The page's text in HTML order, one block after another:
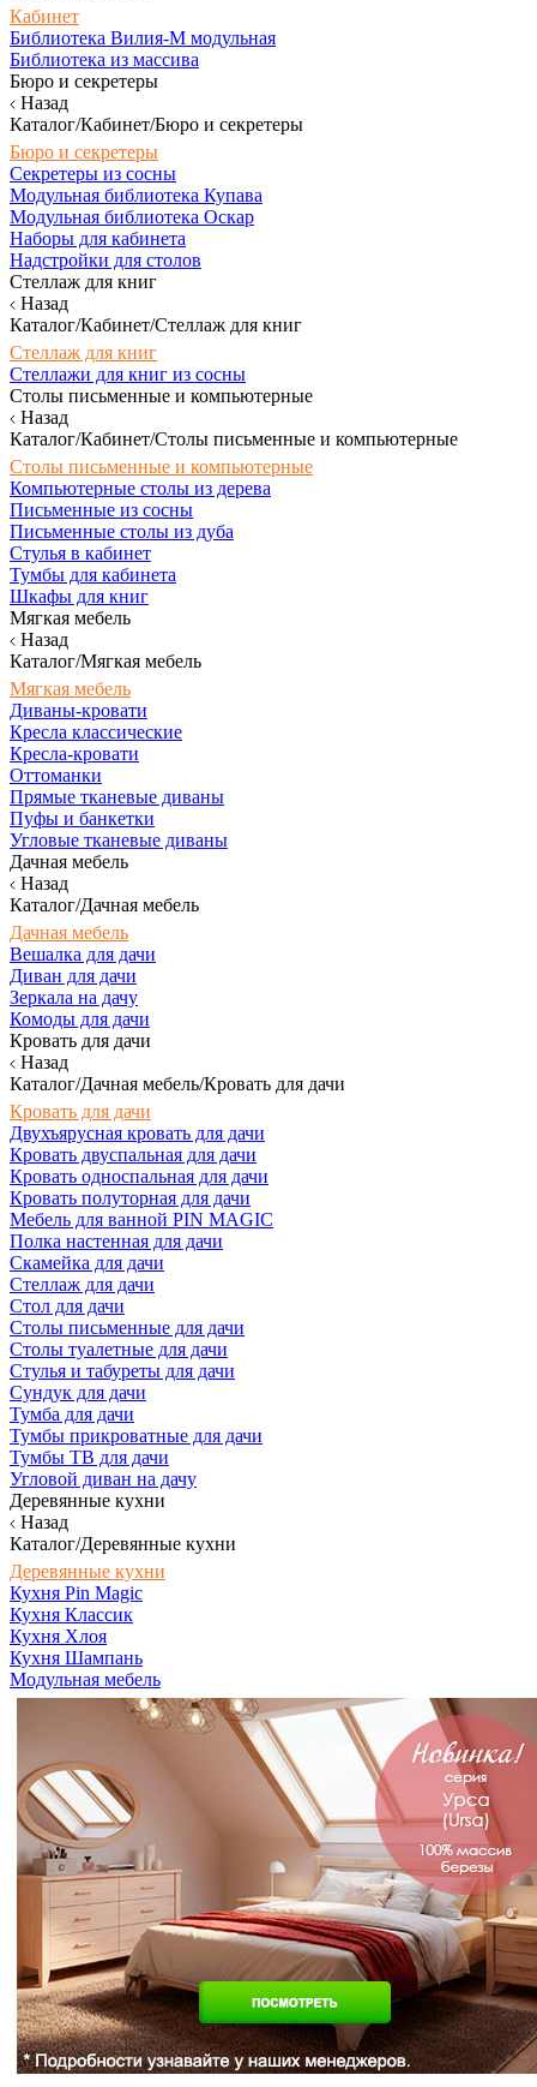
Кабинет
Библиотека Вилия-М модульная
Библиотека из массива
Бюро и секретеры
Назад
Каталог/Кабинет/Бюро и секретеры
Бюро и секретеры
Секретеры из сосны
Модульная библиотека Купава
Модульная библиотека Оскар
Наборы для кабинета
Надстройки для столов
Стеллаж для книг
Назад
Каталог/Кабинет/Стеллаж для книг
Стеллаж для книг
Стеллажи для книг из сосны
Столы письменные и компьютерные
Назад
Каталог/Кабинет/Столы письменные и компьютерные
Столы письменные и компьютерные
Компьютерные столы из дерева
Письменные из сосны
Письменные столы из дуба
Стулья в кабинет
Тумбы для кабинета
Шкафы для книг
Мягкая мебель
Назад
Каталог/Мягкая мебель
Мягкая мебель
Диваны-кровати
Кресла классические
Кресла-кровати
Оттоманки
Прямые тканевые диваны
Пуфы и банкетки
Угловые тканевые диваны
Дачная мебель
Назад
Каталог/Дачная мебель
Дачная мебель
Вешалка для дачи
Диван для дачи
Зеркала на дачу
Комоды для дачи
Кровать для дачи
Назад
Каталог/Дачная мебель/Кровать для дачи
Кровать для дачи
Двухъярусная кровать для дачи
Кровать двуспальная для дачи
Кровать односпальная для дачи
Кровать полуторная для дачи
Мебель для ванной PIN MAGIC
Полка настенная для дачи
Скамейка для дачи
Стеллаж для дачи
Стол для дачи
Столы письменные для дачи
Столы туалетные для дачи
Стулья и табуреты для дачи
Сундук для дачи
Тумба для дачи
Тумбы прикроватные для дачи
Тумбы ТВ для дачи
Угловой диван на дачу
Деревянные кухни
Назад
Каталог/Деревянные кухни
Деревянные кухни
Кухня Pin Magic
Кухня Классик
Кухня Хлоя
Кухня Шампань
Модульная мебель